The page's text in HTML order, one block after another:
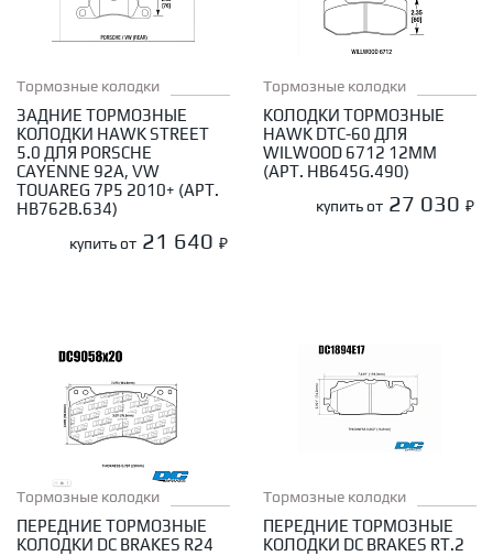
Тормозные колодки
ЗАДНИЕ ТОРМОЗНЫЕ
КОЛОДКИ HAWK STREET
5.0 ДЛЯ PORSCHE
CAYENNE 92A, VW
TOUAREG 7P5 2010+ (АРТ.
HB762B.634)
купить от 21 640 ₽
Тормозные колодки
КОЛОДКИ ТОРМОЗНЫЕ
HAWK DTC-60 ДЛЯ
WILWOOD 6712 12ММ
(АРТ. HB645G.490)
купить от 27 030 ₽
Тормозные колодки
ПЕРЕДНИЕ ТОРМОЗНЫЕ
КОЛОДКИ DC BRAKES R24
Тормозные колодки
ПЕРЕДНИЕ ТОРМОЗНЫЕ
КОЛОДКИ DC BRAKES RT.2